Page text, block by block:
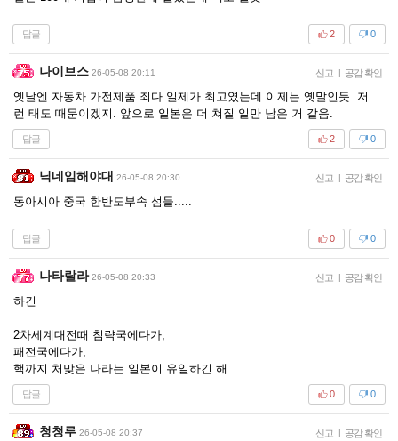
답글 0
2
나이브스 26-05-08 20:11 신고 | 공감 확인
옛날엔 자동차 가전제품 죄다 일제가 최고였는데 이제는 옛말인듯. 저
런 태도 때문이겠지. 앞으로 일본은 더 쳐질 일만 남은 거 같음.
답글 0
2
닉네임해야대 26-05-08 20:30 신고 | 공감 확인
동아시아 중국 한반도부속 섬들.....
답글 0
0
나타랄라 26-05-08 20:33 신고 | 공감 확인
하긴
2차세계대전때 침략국에다가,
패전국에다가,
핵까지 처맞은 나라는 일본이 유일하긴 해
답글 0
0
청청루 26-05-08 20:37 신고 | 공감 확인